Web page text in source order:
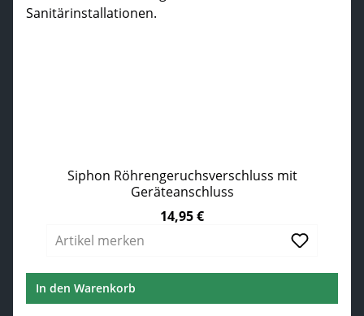
Siphon Röhrengeruchsverschluss mit
Geräteanschluss
14,95 €
Artikel merken
In den Warenkorb